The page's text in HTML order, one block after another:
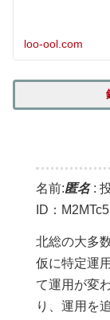
loo-ool.com
名前:匿名:
ID：
北総の大多
仮に特定運
て運用が変
り、運用を